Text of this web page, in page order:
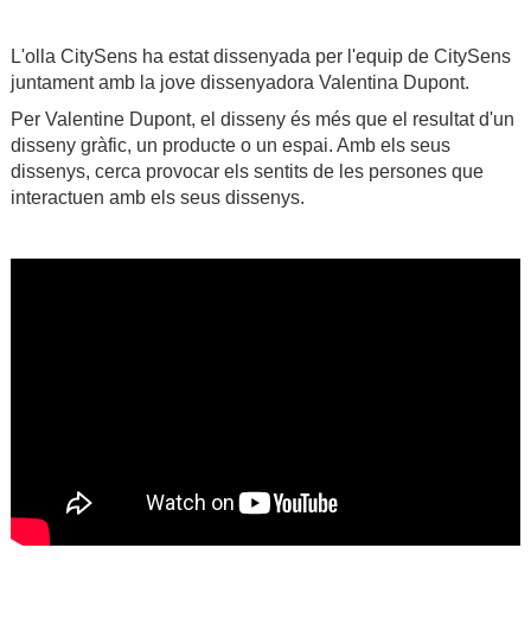
L'olla CitySens ha estat dissenyada per l'equip de CitySens
juntament amb la jove dissenyadora Valentina Dupont.
Per Valentine Dupont, el disseny és més que el resultat d'un
disseny gràfic, un producte o un espai. Amb els seus
dissenys, cerca provocar els sentits de les persones que
interactuen amb els seus dissenys.